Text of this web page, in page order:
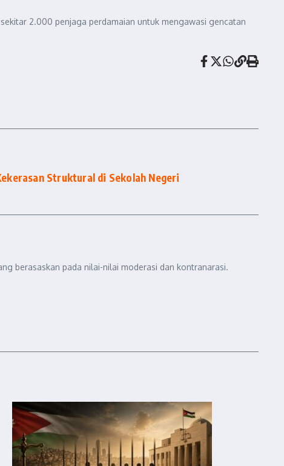
2.000 penjaga perdamaian untuk mengawasi gencatan
Struktural di Sekolah Negeri
berasaskan pada nilai-nilai moderasi dan kontranarasi.